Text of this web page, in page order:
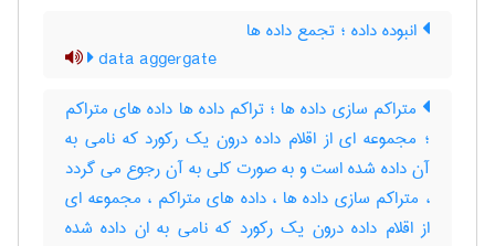
انبوده داده ؛ تجمع داده ها
data aggergate
متراکم سازی داده ها ؛ تراکم داده ها داده های متراکم
؛ مجموعه ای از اقلام داده درون یک رکورد که نامی به
آن داده شده است و به صورت کلی به آن رجوع می گردد
، متراکم سازی داده ها ، داده های متراکم ، مجموعه ای
از اقلام داده درون یک رکورد که نامی به ان داده شده